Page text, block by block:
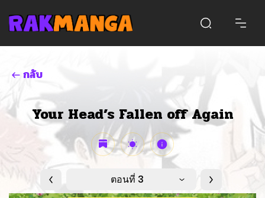
กลับ
Your Head’s Fallen off Again
ตอนที่ 3